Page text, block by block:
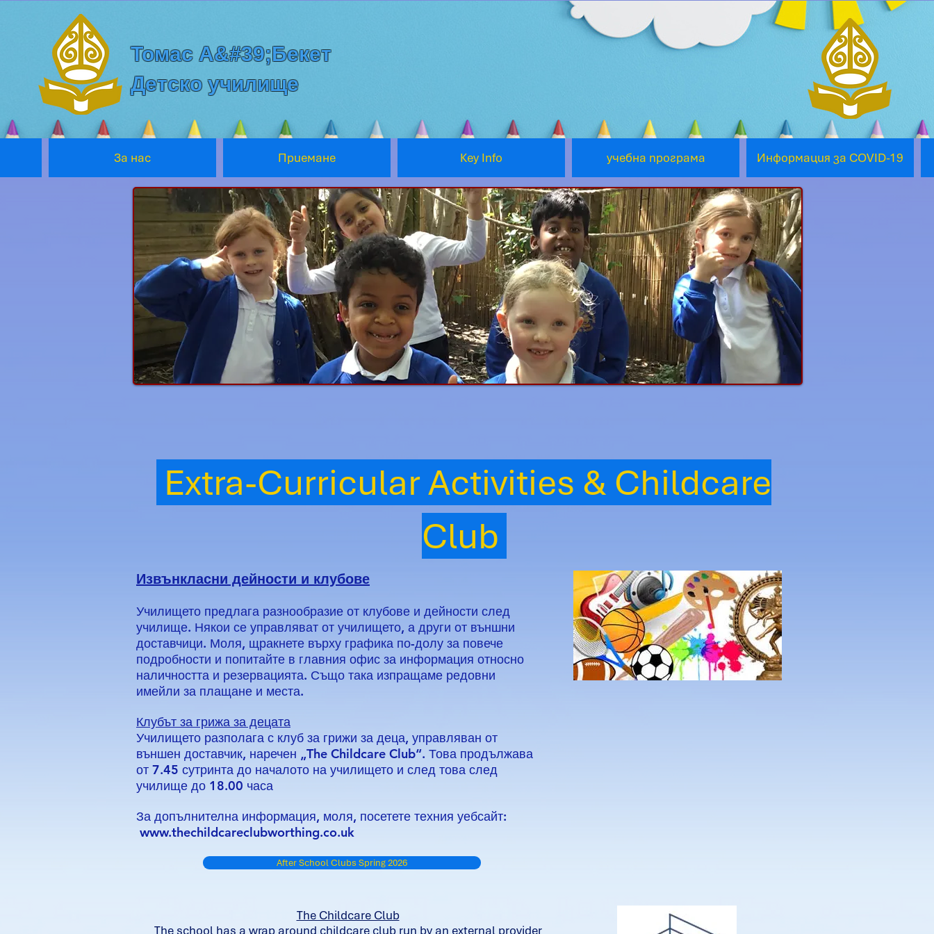
Томас А&#39;Бекет
Детско училище
За нас Приемане Key Info учебна програма Информация за COVID-19
Extra-Curricular Activities & Childcare
Club
Извънкласни дейности и клубове
Училището предлага разнообразие от клубове и дейности след
училище. Някои се управляват от училището, а други от външни
доставчици. Моля, щракнете върху графика по-долу за повече
подробности и попитайте в главния офис за информация относно
наличността и резервацията. Също така изпращаме редовни
имейли за плащане и места.
Клубът за грижа за децата
Училището разполага с клуб за грижи за деца, управляван от
външен доставчик, наречен „The Childcare Club“. Това продължава
от 7.45 сутринта до началото на училището и след това след
училище до 18.00 часа
За допълнителна информация, моля, посетете техния уебсайт:
www.thechildcareclubworthing.co.uk
After School Clubs Spring 2026
The Childcare Club
The school has a wrap around childcare club run by an external provider